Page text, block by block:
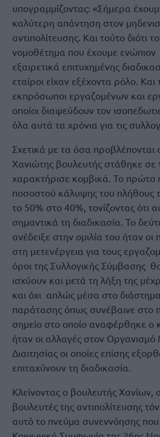
υπογραμμίζοντας: «Σήμερα
καλύτερη απάντηση στον
αντιπολίτευσης. Και τούτο διότι
νομοθέτημα που έχουμε ενώπιον
εξαιρετικά επιτυχημένης
εταίροι είχαν εξέχοντα ρόλο. Και
εκπρόσωποι εργαζομένων και
οποίοι διαψεύδουν τον
όλα αυτά τα χρόνια για τις
Σχετικά με τα όσα προβλέπονται
Χανιώτης βουλευτής στάθηκε σε
χαρακτήρισε κομβικά. Το πρώτο
ποσοστού κάλυψης του πλήθους
το 50% στο 40%, τονίζοντας ότι
σημαντικά τη διαδικασία. Το
ανέδειξε στην ομιλία του ήταν οι
στη μετενέργεια για τους
όροι της Συλλογικής Σύμβασης
ισχύουν και μετά τη λήξη της
και όχι απλώς μέσα στο
παράτασης όπως συνέβαινε στο
σημείο στο οποίο αναφέρθηκε ο
ήταν οι αλλαγές στον
Διαιτησίας οι οποίες επίσης
επιταχύνουν τη διαδικασία.
Κλείνοντας ο βουλευτής Χανίων,
βουλευτές της αντιπολίτευσης
αυτό το πνεύμα συνεννόησης